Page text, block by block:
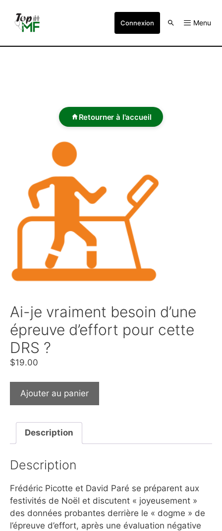
Connexion Menu
Retourner à l'accueil
Ai-je vraiment besoin d’une
épreuve d’effort pour cette
DRS ?
$19.00
Ajouter au panier
Description
Description
Frédéric Picotte et David Paré se préparent aux
festivités de Noël et discutent « joyeusement »
des données probantes derrière le « dogme » de
l’épreuve d’effort, après une évaluation négative